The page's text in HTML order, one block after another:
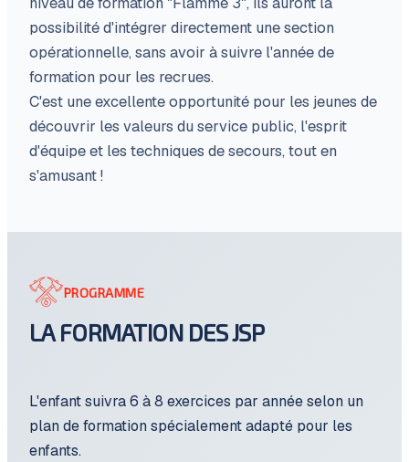
possibilité d'intégrer directement une section
opérationnelle, sans avoir à suivre l'année de
formation pour les recrues.
C'est une excellente opportunité pour les jeunes de
découvrir les valeurs du service public, l'esprit
d'équipe et les techniques de secours, tout en
s'amusant !
PROGRAMME
LA FORMATION DES JSP
L'enfant suivra 6 à 8 exercices par année selon un
plan de formation spécialement adapté pour les
enfants.